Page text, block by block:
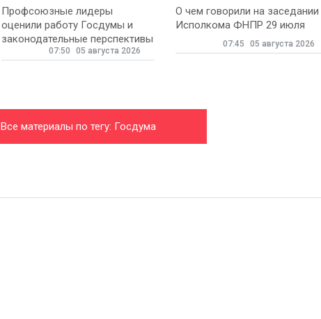
Профсоюзные лидеры
оценили работу Госдумы и
законодательные перспективы
07:50 05 августа 2026
О чем говорили на заседании
Исполкома ФНПР 29 июля
07:45 05 августа 2026
Все материалы по тегу: Госдума